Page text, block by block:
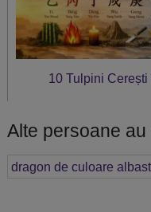
10 Tulpini Cerești
Alte persoane au
dragon de culoare